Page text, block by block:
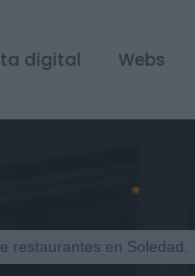
digital Webs
restaurantes en Soledad.